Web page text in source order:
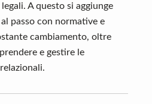
A questo si aggiunge
passo con normative e
cambiamento, oltre
e gestire le